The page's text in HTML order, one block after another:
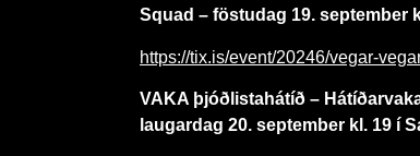
Squad – föstudag 19. september
https://tix.is/event/20246/vegar-
VAKA þjóðlistahátíð –
laugardag 20. september kl. 19 í